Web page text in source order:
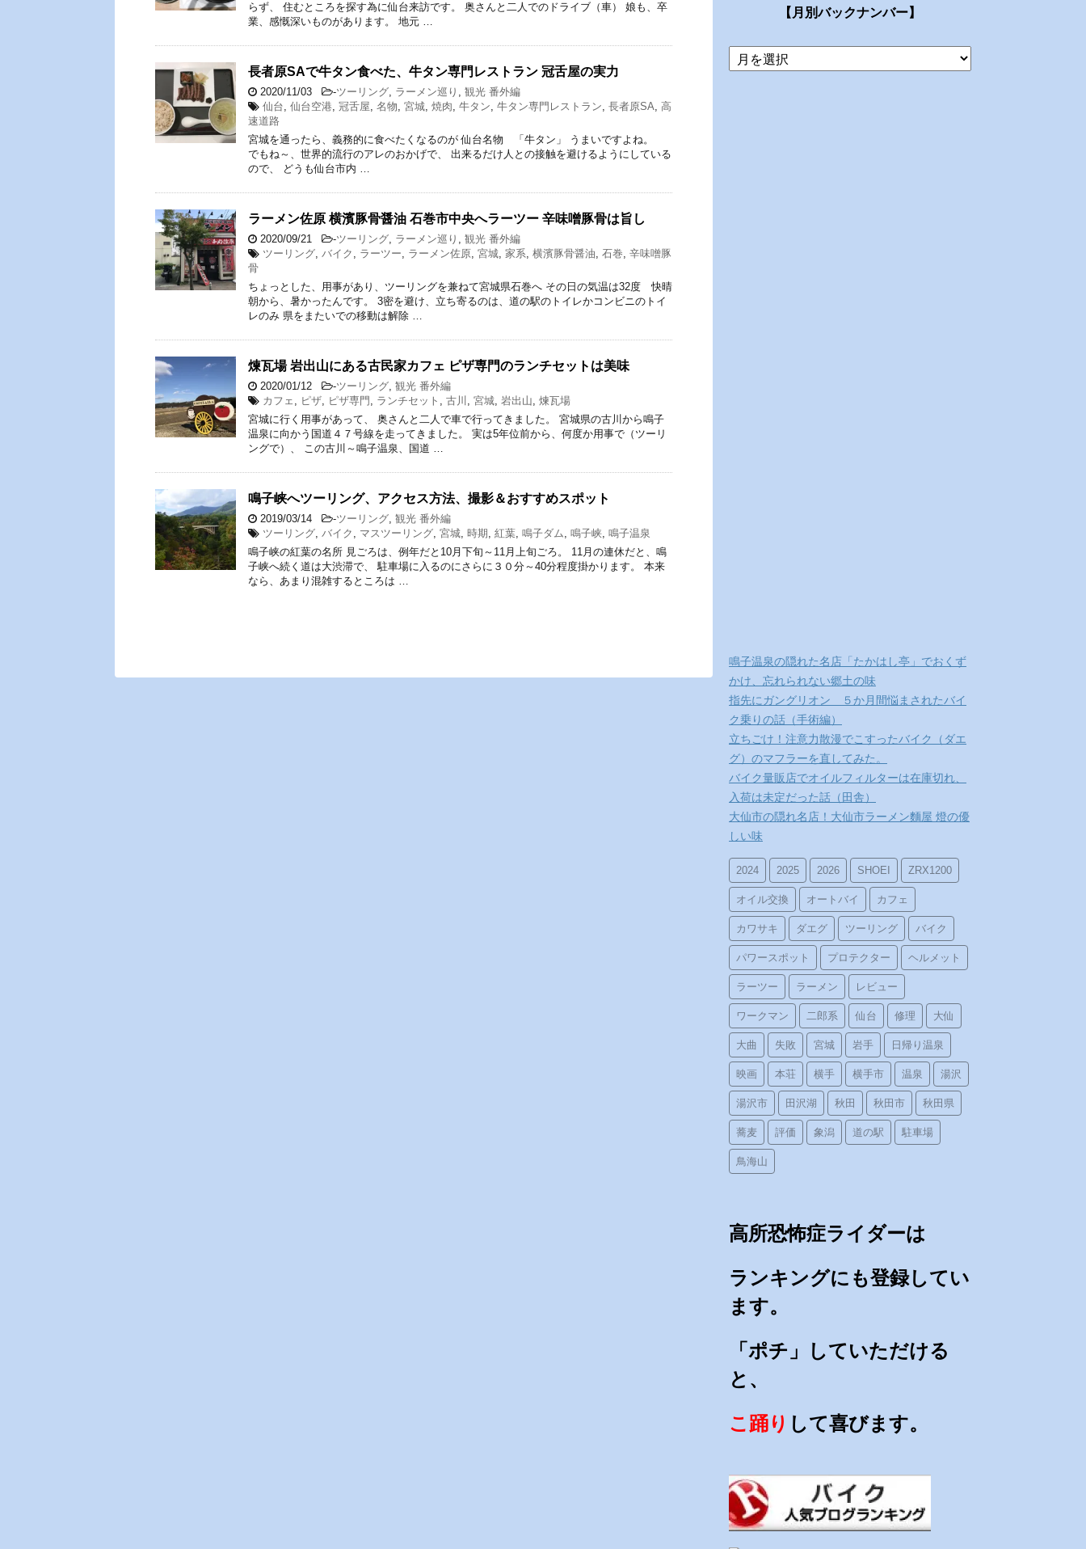
らず、 住むところを探す為に仙台来訪です。 奥さんと二人でのドライブ（車） 娘も、卒
業、感慨深いものがあります。 地元 …
長者原SAで牛タン食べた、牛タン専門レストラン 冠舌屋の実力
2020/11/03 -ツーリング, ラーメン巡り , 観光 番外編
仙台, 仙台空港, 冠舌屋, 名物, 宮城, 焼肉, 牛タン, 牛タン専門レストラン, 長者原SA, 高
速道路
宮城を通ったら、義務的に食べたくなるのが 仙台名物 「牛タン」 うまいですよね。
でもね～、世界的流行のアレのおかげで、 出来るだけ人との接触を避けるようにしている
ので、 どうも仙台市内 …
ラーメン佐原 横濱豚骨醤油 石巻市中央へラーツー 辛味噌豚骨は旨し
2020/09/21 -ツーリング, ラーメン巡り , 観光 番外編
ツーリング, バイク , ラーツー, ラーメン佐原, 宮城, 家系, 横濱豚骨醤油, 石巻, 辛味噌豚
骨
ちょっとした、用事があり、ツーリングを兼ねて宮城県石巻へ その日の気温は32度 快晴
朝から、暑かったんです。 3密を避け、立ち寄るのは、道の駅のトイレかコンビニのトイ
レのみ 県をまたいでの移動は解除 …
煉瓦場 岩出山にある古民家カフェ ピザ専門のランチセットは美味
2020/01/12 -ツーリング, 観光 番外編
カフェ , ピザ, ピザ専門 , ランチセット , 古川 , 宮城, 岩出山, 煉瓦場
宮城に行く用事があって、 奥さんと二人で車で行ってきました。 宮城県の古川から鳴子
温泉に向かう国道４７号線を走ってきました。 実は5年位前から、何度か用事で（ツーリ
ングで）、 この古川～鳴子温泉、国道 …
鳴子峡へツーリング、アクセス方法、撮影＆おすすめスポット
2019/03/14 -ツーリング, 観光 番外編
ツーリング, バイク , マスツーリング, 宮城, 時期, 紅葉, 鳴子ダム, 鳴子峡, 鳴子温泉
鳴子峡の紅葉の名所 見ごろは、例年だと10月下旬～11月上旬ごろ。 11月の連休だと、鳴
子峡へ続く道は大渋滞で、 駐車場に入るのにさらに３０分～40分程度掛かります。 本来
なら、あまり混雑するところは …
【月別バックナンバー】
当
ブ
鳴子温泉の隠れた名店「たかはし亭」でおくず
かけ、忘れられない郷土の味
指先にガングリオン ５か月間悩まされたバイ
ク乗りの話（手術編）
立ちごけ！注意力散漫でこすったバイク（ダエ
グ）のマフラーを直してみた。
バイク量販店でオイルフィルターは在庫切れ、
入荷は未定だった話（田舎）
大仙市の隠れ名店！大仙市ラーメン麵屋 燈の優
しい味
2024 2025 2026 SHOEI ZRX1200
オイル交換 オートバイ カフェ
カワサキ ダエグ ツーリング バイク
パワースポット プロテクター ヘルメット
ラーツー ラーメン レビュー
ワークマン 二郎系 仙台 修理 大仙
大曲 失敗 宮城 岩手 日帰り温泉
映画 本荘 横手 横手市 温泉 湯沢
湯沢市 田沢湖 秋田 秋田市 秋田県
蕎麦 評価 象潟 道の駅 駐車場
鳥海山
高所恐怖症ライダーは
ランキングにも登録してい
ます。
「ポチ」していただける
と、
こ踊り して喜びます。